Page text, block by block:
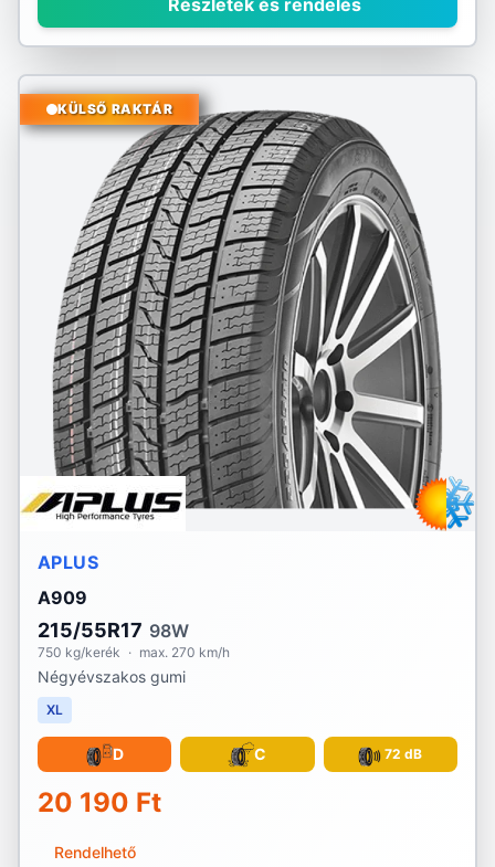
Részletek és rendelés
KÜLSŐ RAKTÁR
APLUS
A909
215/55R17 98W
750 kg/kerék · max. 270 km/h
Négyévszakos gumi
XL
D C 72 dB
20 190 Ft
Rendelhető